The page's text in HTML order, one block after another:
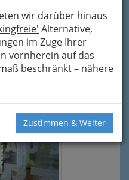
wir darüber hinaus
Alternative,
im Zuge Ihrer
vornherein auf das
beschränkt – nähere
Zustimmen & Weiter
fertigt
sondern